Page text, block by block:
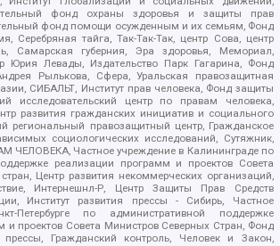
фонд охраны здоровья и защиты прав
фонд помощи осужденным и их семьям, Фонд
Серебряная тайга, Так-Так-Так, центр Сова, центр
Самарская губерния, Эра здоровья, Мемориал,
Юрия Левады, Издательство Парк Гагарина, Фонд
Рылькова, Сфера, Уральская правозащитная
СИБАЛЬТ, Институт прав человека, Фонд защиты
исследовательский центр по правам человека,
развития гражданских инициатив и социального
региональный правозащитный центр, Гражданское
социологических исследований, Сутяжник,
Частное учреждение в Калининграде по
реализации программ и проектов Совета
Центр развития некоммерческих организаций,
Интернешнл-Р, Центр Защиты Прав Средств
Институт развития прессы - Сибирь, Частное
Петербурге по административной поддержке
и проектов Совета Министров Северных Стран, Фонд
Гражданский контроль, Человек и Закон,